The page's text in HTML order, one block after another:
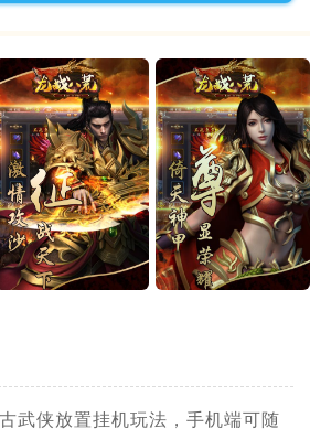
武侠放置挂机玩法，手机端可随